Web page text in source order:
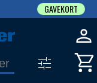
GAVEKORT